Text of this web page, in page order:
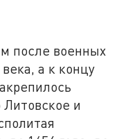
после военных
а к концу
и